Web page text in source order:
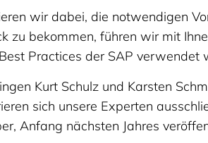
wir dabei, die notwendigen
zu bekommen, führen wir mit
Practices der SAP verwendet
Kurt Schulz und Karsten
sich unsere Experten
Anfang nächsten Jahres